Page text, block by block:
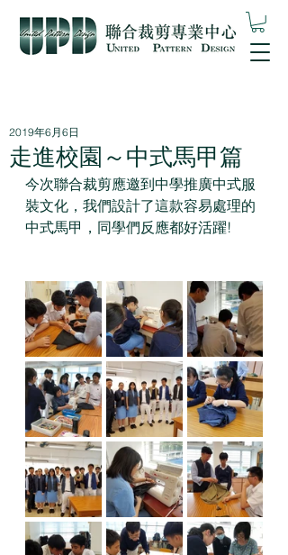
走進校園～中式馬甲篇
2019年6月6日
今次聯合裁剪應邀到中學推廣中式服
裝文化，我們設計了這款容易處理的
中式馬甲，同學們反應都好活躍!